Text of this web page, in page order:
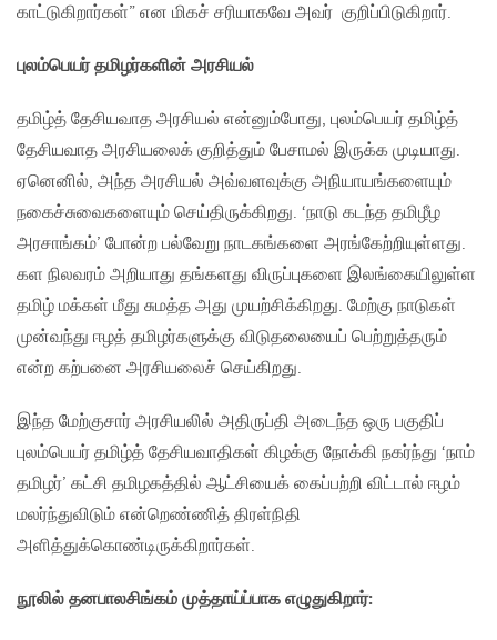
காட்டுகிறார்கள்” என மிகச் சரியாகவே அவர் குறிப்பிடுகிறார்.
புலம்பெயர் தமிழர்களின் அரசியல்
தமிழ்த் தேசியவாத அரசியல் என்னும்போது, புலம்பெயர் தமிழ்த்
தேசியவாத அரசியலைக் குறித்தும் பேசாமல் இருக்க முடியாது.
ஏனெனில், அந்த அரசியல் அவ்வளவுக்கு அநியாயங்களையும்
நகைச்சுவைகளையும் செய்திருக்கிறது. ‘நாடு கடந்த தமிழீழ
அரசாங்கம்’ போன்ற பல்வேறு நாடகங்களை அரங்கேற்றியுள்ளது.
கள நிலவரம் அறியாது தங்களது விருப்புகளை இலங்கையிலுள்ள
தமிழ் மக்கள் மீது சுமத்த அது முயற்சிக்கிறது. மேற்கு நாடுகள்
முன்வந்து ஈழத் தமிழர்களுக்கு விடுதலையைப் பெற்றுத்தரும்
என்ற கற்பனை அரசியலைச் செய்கிறது.
இந்த மேற்குசார் அரசியலில் அதிருப்தி அடைந்த ஒரு பகுதிப்
புலம்பெயர் தமிழ்த் தேசியவாதிகள் கிழக்கு நோக்கி நகர்ந்து ‘நாம்
தமிழர்’ கட்சி தமிழகத்தில் ஆட்சியைக் கைப்பற்றி விட்டால் ஈழம்
மலர்ந்துவிடும் என்றெண்ணித் திரள்நிதி
அளித்துக்கொண்டிருக்கிறார்கள்.
நூலில் தனபாலசிங்கம் முத்தாய்ப்பாக எழுதுகிறார்: